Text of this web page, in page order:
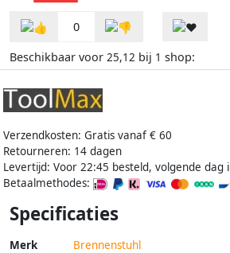
0
Beschikbaar voor 25,12 bij 1 shop:
Verzendkosten: Gratis vanaf € 60
Retourneren: 14 dagen
Levertijd: Voor 22:45 besteld, volgende dag
Betaalmethodes:
Specificaties
Merk Brennenstuhl